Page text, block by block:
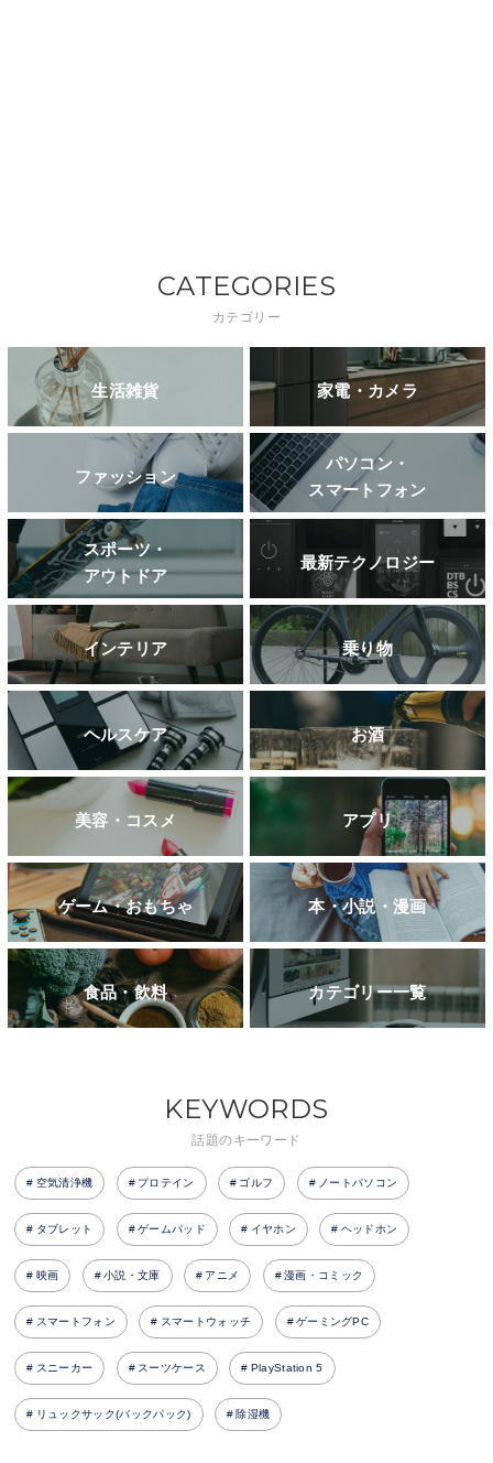
CATEGORIES
カテゴリー
生活雑貨 家電・カメラ
ファッション
パソコン・
スマートフォン
スポーツ・
アウトドア
最新テクノロジー
インテリア 乗り物
ヘルスケア お酒
美容・コスメ アプリ
ゲーム・おもちゃ 本・小説・漫画
食品・飲料 カテゴリー一覧
KEYWORDS
話題のキーワード
空気清浄機 プロテイン ゴルフ ノートパソコン
タブレット ゲームパッド イヤホン ヘッドホン
映画 小説・文庫 アニメ 漫画・コミック
スマートフォン スマートウォッチ ゲーミングPC
スニーカー スーツケース PlayStation 5
リュックサック(バックパック) 除湿機